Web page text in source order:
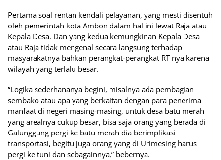
Pertama soal rentan kendali pelayanan, yang mesti disentuh
oleh pemerintah kota Ambon dalam hal ini lewat Raja atau
Kepala Desa. Dan yang kedua kemungkinan Kepala Desa
atau Raja tidak mengenal secara langsung terhadap
masyarakatnya bahkan perangkat-perangkat RT nya karena
wilayah yang terlalu besar.
“Logika sederhananya begini, misalnya ada pembagian
sembako atau apa yang berkaitan dengan para penerima
manfaat di negeri masing-masing, untuk desa batu merah
yang arealnya cukup besar, bisa saja orang yang berada di
Galunggung pergi ke batu merah dia berimplikasi
transportasi, begitu juga orang yang di Urimesing harus
pergi ke tuni dan sebagainnya,” bebernya.